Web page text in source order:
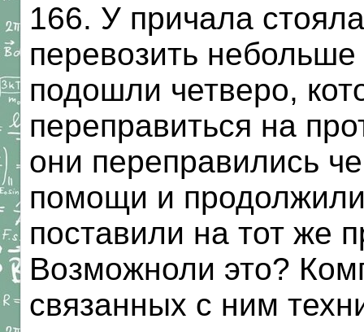
166. У причала
перевозить
подошли четверо,
переправиться на
они переправились
помощи и
поставили на тот же
Возможноли это?
связанных с ним